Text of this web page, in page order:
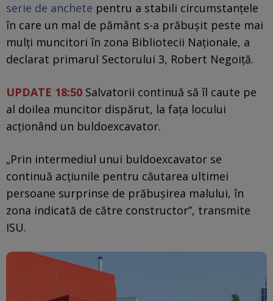
serie de anchete pentru a stabili circumstanţele
în care un mal de pământ s-a prăbuşit peste mai
mulţi muncitori în zona Bibliotecii Naţionale, a
declarat primarul Sectorului 3, Robert Negoiţă.
UPDATE 18:50 Salvatorii continuă să îl caute pe
al doilea muncitor dispărut, la fața locului
acționând un buldoexcavator.
„Prin intermediul unui buldoexcavator se
continuă acțiunile pentru căutarea ultimei
persoane surprinse de prăbușirea malului, în
zona indicată de către constructor”, transmite
ISU.